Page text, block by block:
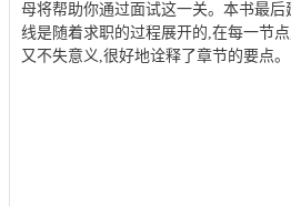
母将帮助你通过面试这一关。本书最
线是随着求职的过程展开的,在每一节
又不失意义,很好地诠释了章节的要点。